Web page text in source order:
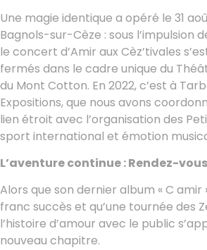
Une magie identique a opéré le 31
Bagnols-sur-Cèze : sous l’impulsion
le concert d’Amir aux Cèz’tivales
fermés dans le cadre unique du
du Mont Cotton. En 2022, c’est à
Expositions, que nous avons
lien étroit avec l’organisation des
sport international et émotion
L’aventure continue : Rendez-
Alors que son dernier album « C
franc succès et qu’une tournée des
l’histoire d’amour avec le public
nouveau chapitre.